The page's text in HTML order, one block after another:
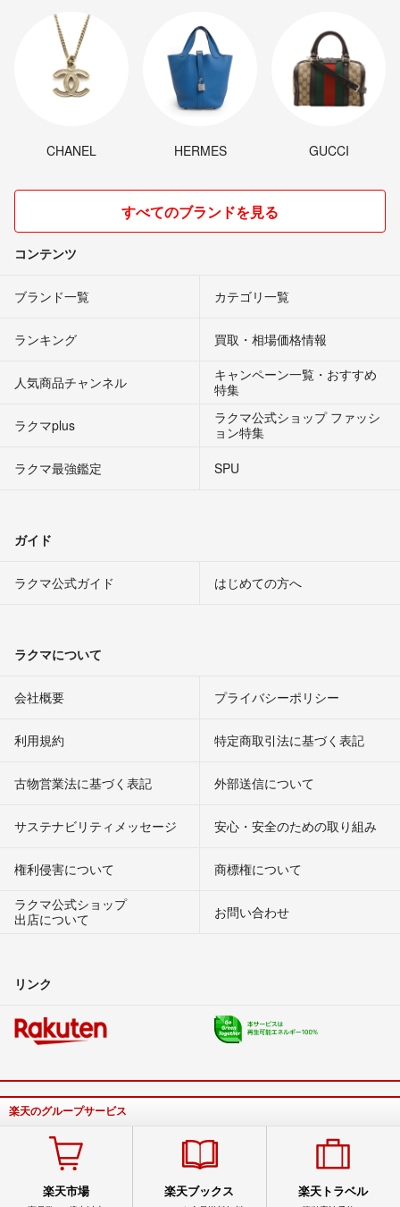
CHANEL HERMES GUCCI
すべてのブランドを見る
コンテンツ
ブランド一覧 カテゴリ一覧
ランキング 買取・相場価格情報
人気商品チャンネル
キャンペーン一覧・おすすめ
特集
ラクマplus
ラクマ公式ショップ ファッシ
ョン特集
ラクマ最強鑑定
SPU
ガイド
ラクマ公式ガイド はじめての方へ
ラクマについて
会社概要 プライバシーポリシー
利用規約 特定商取引法に基づく表記
古物営業法に基づく表記 外部送信について
サステナビリティメッセージ 安心・安全のための取り組み
権利侵害について
商標権について
ラクマ公式ショップ
出店について
お問い合わせ
リンク
楽天のグループサービス
楽天市場 楽天ブックス 楽天トラベル